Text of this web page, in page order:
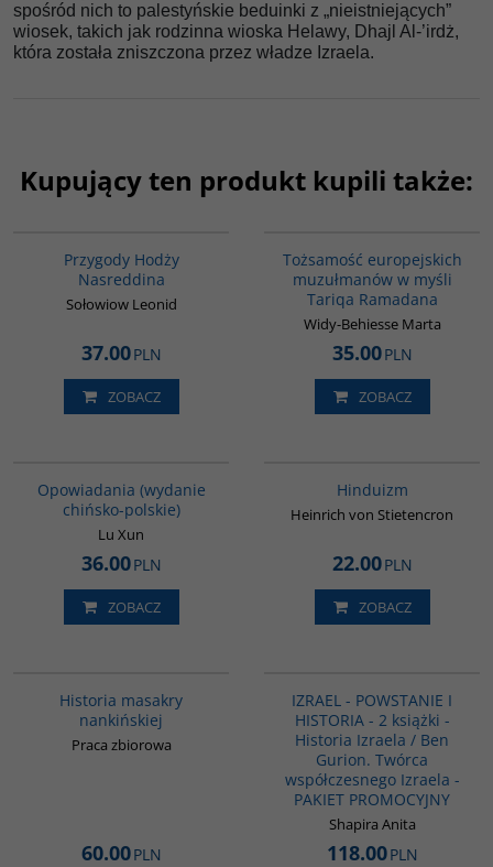
spośród nich to palestyńskie beduinki z „nieistniejących”
wiosek, takich jak rodzinna wioska Helawy, Dhajl Al-’irdż,
która została zniszczona przez władze Izraela.
Kupujący ten produkt kupili także:
Przygody Hodży
Nasreddina
Sołowiow Leonid
37.00PLN
ZOBACZ
Tożsamość europejskich
muzułmanów w myśli
Tariqa Ramadana
Widy-Behiesse Marta
35.00PLN
ZOBACZ
Opowiadania (wydanie
chińsko-polskie)
Lu Xun
36.00PLN
ZOBACZ
Hinduizm
Heinrich von Stietencron
22.00PLN
ZOBACZ
Historia masakry
nankińskiej
Praca zbiorowa
60.00PLN
IZRAEL - POWSTANIE I
HISTORIA - 2 książki -
Historia Izraela / Ben
Gurion. Twórca
współczesnego Izraela -
PAKIET PROMOCYJNY
Shapira Anita
118.00PLN